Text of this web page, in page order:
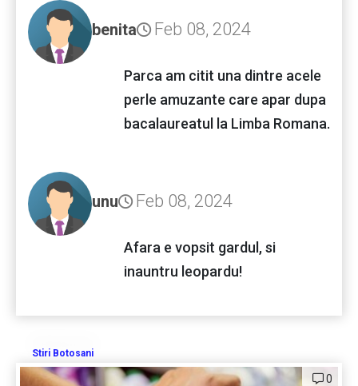
benita Feb 08, 2024
Parca am citit una dintre acele
perle amuzante care apar dupa
bacalaureatul la Limba Romana.
unu Feb 08, 2024
Afara e vopsit gardul, si
inauntru leopardu!
Stiri Botosani
0